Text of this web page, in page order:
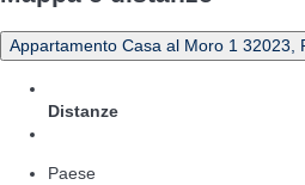
Appartamento Casa al Moro 1 32023,
Distanze
Paese